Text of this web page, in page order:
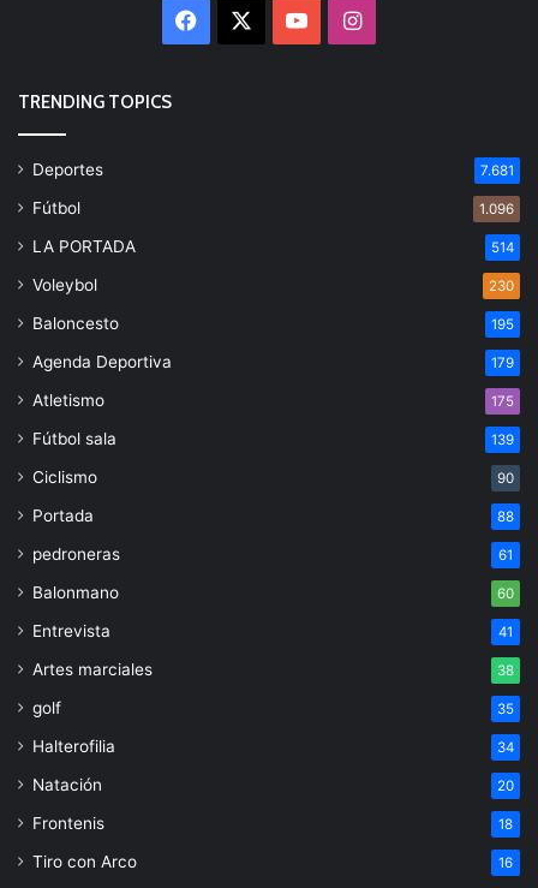
Facebook YouTubeInstagram
TRENDING TOPICS
Deportes 7.681
Fútbol 1.096
LA PORTADA 514
Voleybol 230
Baloncesto 195
Agenda Deportiva 179
Atletismo 175
Fútbol sala 139
Ciclismo 90
Portada 88
pedroneras 61
Balonmano 60
Entrevista 41
Artes marciales 38
golf 35
Halterofilia 34
Natación 20
Frontenis 18
Tiro con Arco 16